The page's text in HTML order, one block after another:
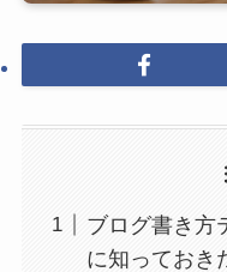
ブログ書き方
に知っておき